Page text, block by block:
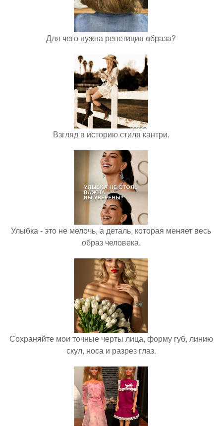
Для чего нужна репетиция образа?
Взгляд в историю стиля кантри.
Улыбка - это не мелочь, а деталь, которая меняет весь
образ человека.
Сохраняйте мои точные черты лица, форму губ, линию
скул, носа и разрез глаз.